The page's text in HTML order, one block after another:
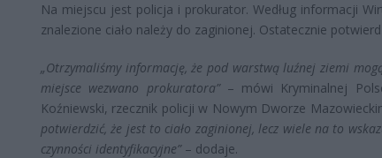
Na miejscu jest policja i prokurator. Według informacji
znalezione ciało należy do zaginionej. Ostatecznie
„Otrzymaliśmy informację, że pod warstwą luźnej ziemi
miejsce wezwano prokuratora”– mówi Kryminalnej
Koźniewski, rzecznik policji w Nowym Dworze
potwierdzić, że jest to ciało zaginionej, lecz wiele na to
czynności identyfikacyjne”– dodaje.